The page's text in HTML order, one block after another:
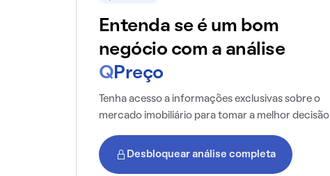
Entenda se é um bom
negócio com a análise
Q Preço
Tenha acesso a informações exclusivas sobre o
mercado imobiliário para tomar a melhor decisão
Desbloquear análise completa